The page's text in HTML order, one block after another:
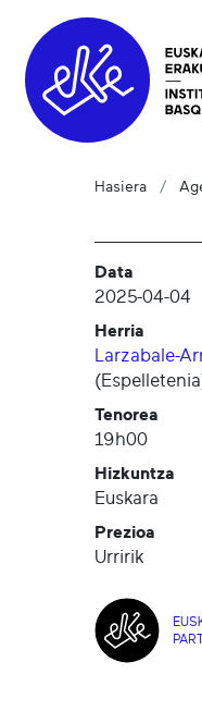
Hasiera
Data
2025-04-04
Herria
Larzabale-
(Espelletenia
Tenorea
19h00
Hizkuntza
Euskara
Prezioa
Urririk